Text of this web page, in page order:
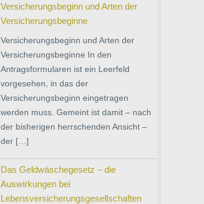
Versicherungsbeginn und Arten der
Versicherungsbeginne
Versicherungsbeginn und Arten der
Versicherungsbeginne In den
Antragsformularen ist ein Leerfeld
vorgesehen, in das der
Versicherungsbeginn eingetragen
werden muss. Gemeint ist damit – nach
der bisherigen herrschenden Ansicht –
der […]
Das Geldwäschegesetz – die
Auswirkungen bei
Lebensversicherungsgesellschaften